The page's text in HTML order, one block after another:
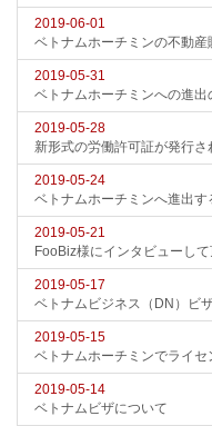
2019-06-01
ベトナムホーチミンの不動産
2019-05-31
ベトナムホーチミンへの進
2019-05-28
新形式の労働許可証が発行さ
2019-05-24
ベトナムホーチミンへ進出
2019-05-21
FooBiz様にインタビューし
2019-05-17
ベトナムビジネス（DN）ビ
2019-05-15
ベトナムホーチミンでライセ
2019-05-14
ベトナムビザについて